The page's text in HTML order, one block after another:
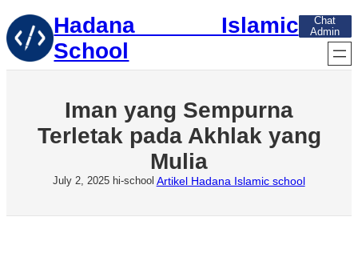
Skip
to
content
Hadana Islamic
School
Chat
Admin
Iman yang Sempurna
Terletak pada Akhlak yang
Mulia
July 2, 2025 hi-school Artikel Hadana Islamic school